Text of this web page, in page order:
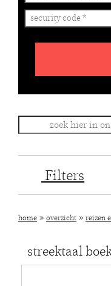
Filters
home » overzicht » reizen
streektaal